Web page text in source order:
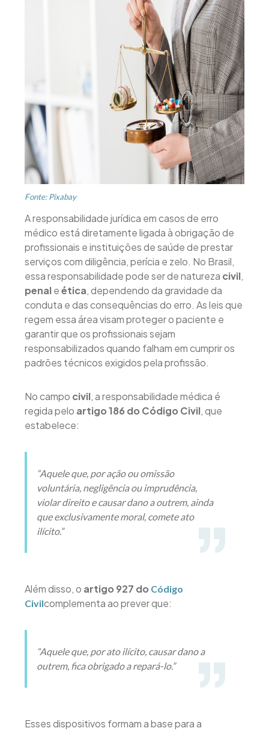
Fonte: Pixabay
A responsabilidade jurídica em casos de erro
médico está diretamente ligada à obrigação de
profissionais e instituições de saúde de prestar
serviços com diligência, perícia e zelo. No Brasil,
essa responsabilidade pode ser de natureza civil,
penaleética, dependendo da gravidade da
conduta e das consequências do erro. As leis que
regem essa área visam proteger o paciente e
garantir que os profissionais sejam
responsabilizados quando falham em cumprir os
padrões técnicos exigidos pela profissão.
No campo civil, a responsabilidade médica é
regida pelo artigo 186 do Código Civil, que
estabelece:
“Aquele que, por ação ou omissão
voluntária, negligência ou imprudência,
violar direito e causar dano a outrem, ainda
que exclusivamente moral, comete ato
ilícito.”
Além disso, o artigo 927 do Código
Civilcomplementa ao prever que:
“Aquele que, por ato ilícito, causar dano a
outrem, fica obrigado a repará-lo.”
Esses dispositivos formam a base para a